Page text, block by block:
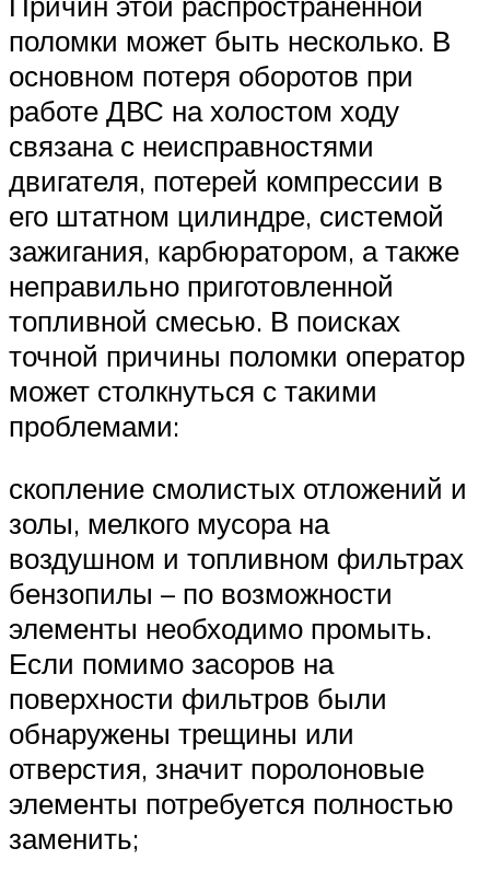
поломки может быть несколько. В
основном потеря оборотов при
работе ДВС на холостом ходу
связана с неисправностями
двигателя, потерей компрессии в
его штатном цилиндре, системой
зажигания, карбюратором, а также
неправильно приготовленной
топливной смесью. В поисках
точной причины поломки оператор
может столкнуться с такими
проблемами:
скопление смолистых отложений и
золы, мелкого мусора на
воздушном и топливном фильтрах
бензопилы – по возможности
элементы необходимо промыть.
Если помимо засоров на
поверхности фильтров были
обнаружены трещины или
отверстия, значит поролоновые
элементы потребуется полностью
заменить;